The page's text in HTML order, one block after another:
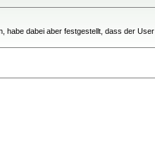
habe dabei aber festgestellt, dass der User